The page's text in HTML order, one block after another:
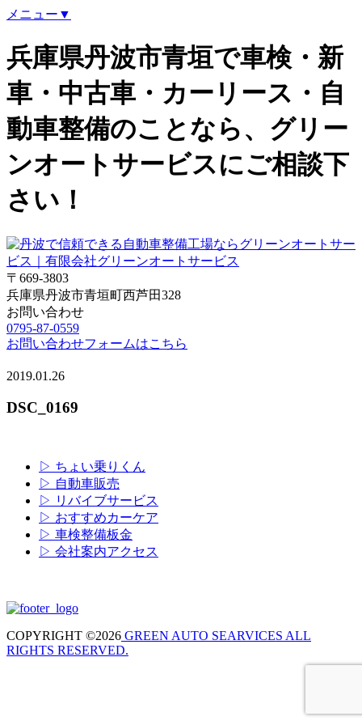
メニュー▼
兵庫県丹波市青垣で車検・新
車・中古車・カーリース・自
動車整備のことなら、グリー
ンオートサービスにご相談下
さい！
〒669-3803
兵庫県丹波市青垣町西芦田328
お問い合わせ
0795-87-0559
お問い合わせフォームはこちら
2019.01.26
DSC_0169
▷ ちょい乗りくん
▷ 自動車販売
▷ リバイブサービス
▷ おすすめカーケア
▷ 車検整備板金
▷ 会社案内アクセス
COPYRIGHT ©2026 GREEN AUTO SEARVICES ALL
RIGHTS RESERVED.